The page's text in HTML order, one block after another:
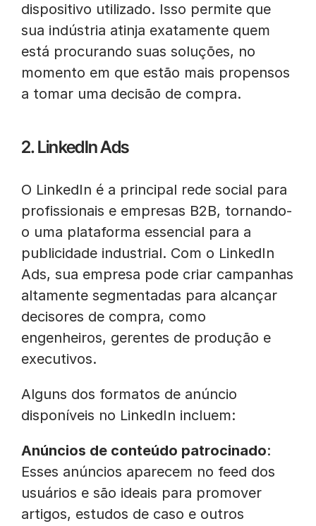
dispositivo utilizado. Isso permite que
sua indústria atinja exatamente quem
está procurando suas soluções, no
momento em que estão mais propensos
a tomar uma decisão de compra.
2. LinkedIn Ads
O LinkedIn é a principal rede social para
profissionais e empresas B2B, tornando-
o uma plataforma essencial para a
publicidade industrial. Com o LinkedIn
Ads, sua empresa pode criar campanhas
altamente segmentadas para alcançar
decisores de compra, como
engenheiros, gerentes de produção e
executivos.
Alguns dos formatos de anúncio
disponíveis no LinkedIn incluem:
Anúncios de conteúdo patrocinado:
Esses anúncios aparecem no feed dos
usuários e são ideais para promover
artigos, estudos de caso e outros